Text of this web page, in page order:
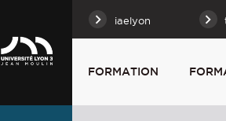
iaelyon
FORMATION